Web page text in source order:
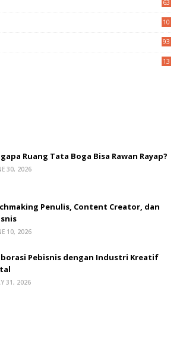
63
10
93
13
Ruang Tata Boga Bisa Rawan Rayap?
30, 2026
Penulis, Content Creator, dan
10, 2026
Pebisnis dengan Industri Kreatif
31, 2026